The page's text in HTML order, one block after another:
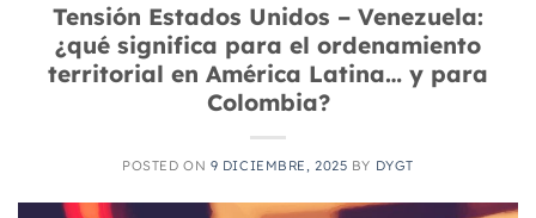
Tensión Estados Unidos – Venezuela:
¿qué significa para el ordenamiento
territorial en América Latina… y para
Colombia?
POSTED ON 9 DICIEMBRE, 2025 BY DYGT